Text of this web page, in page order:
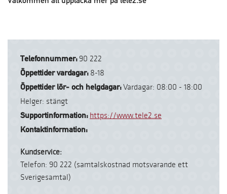
Telefonnummer: 90 222
Öppettider vardagar: 8-18
Öppettider lör- och helgdagar:Vardagar: 08:00 - 18:00
Helger: stängt
Supportinformation: https://www.tele2.se
Kontaktinformation:
Kundservice:
Telefon: 90 222 (samtalskostnad motsvarande ett
Sverigesamtal)